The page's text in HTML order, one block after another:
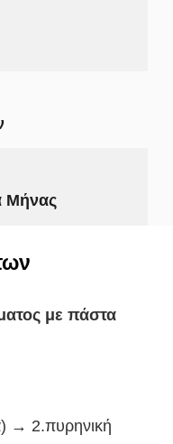
Μήνας
με πάστα
→ 2.πυρηνική